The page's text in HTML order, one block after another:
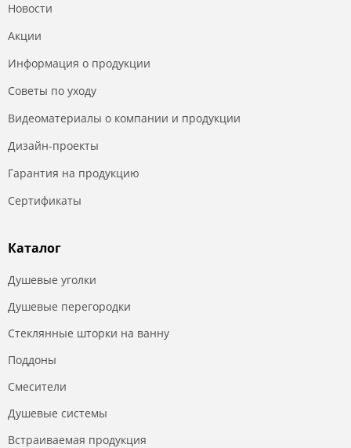
Новости
Акции
Информация о продукции
Советы по уходу
Видеоматериалы о компании и продукции
Дизайн-проекты
Гарантия на продукцию
Сертификаты
Каталог
Душевые уголки
Душевые перегородки
Стеклянные шторки на ванну
Поддоны
Смесители
Душевые системы
Встраиваемая продукция